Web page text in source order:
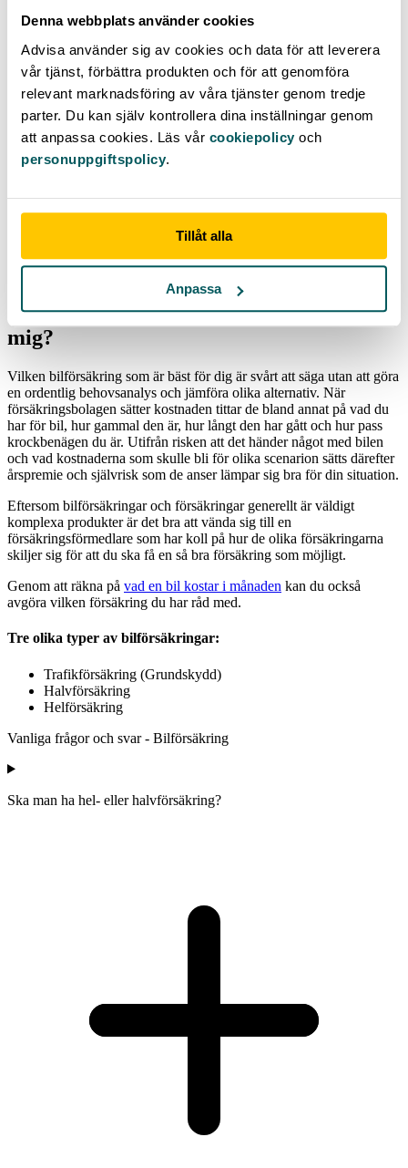
Denna webbplats använder cookies
Advisa använder sig av cookies och data för att leverera
vår tjänst, förbättra produkten och för att genomföra
relevant marknadsföring av våra tjänster genom tredje
parter. Du kan själv kontrollera dina inställningar genom
att anpassa cookies. Läs vår cookiepolicyoch
personuppgiftspolicy.
Tillåt alla
Anpassa
Räddning
Vad är en helförsäkring?
En helförsäkring är den mest omfattande bilförsäkringen du kan
teckna. Den innefattar utöver skydden som täcks av halv- och
trafikförsäkringarna även en vagnskadeförsäkring. Det innebär att
bilförsäkringen även täcker mot skador på ditt egna fordon.
bilar som är lite dyrare.
Inkomstförsäkring
Låneskydd
Vilken är den bästa bilförsäkringen för
mig?
Vilken bilförsäkring som är bäst för dig är svårt att säga utan att göra
en ordentlig behovsanalys och jämföra olika alternativ. När
försäkringsbolagen sätter kostnaden tittar de bland annat på vad du
har för bil, hur gammal den är, hur långt den har gått och hur pass
krockbenägen du är. Utifrån risken att det händer något med bilen
och vad kostnaderna som skulle bli för olika scenarion sätts därefter
årspremie och självrisk som de anser lämpar sig bra för din situation.
Eftersom bilförsäkringar och försäkringar generellt är väldigt
komplexa produkter är det bra att vända sig till en
försäkringsförmedlare som har koll på hur de olika försäkringarna
skiljer sig för att du ska få en så bra försäkring som möjligt.
Genom att räkna på vad en bil kostar i månaden kan du också
avgöra vilken försäkring du har råd med.
Tre olika typer av bilförsäkringar:
Trafikförsäkring (Grundskydd)
Halvförsäkring
Helförsäkring
Vanliga frågor och svar - Bilförsäkring
Ska man ha hel- eller halvförsäkring?